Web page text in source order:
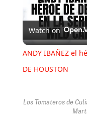
Watch on
ANDY IBAÑEZ el
DE HOUSTON
Los Tomateros de